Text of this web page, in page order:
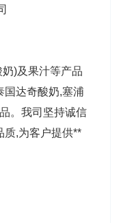
)及果汁等产品
国达奇酸奶,塞浦
。我司坚持诚信
质,为客户提供**